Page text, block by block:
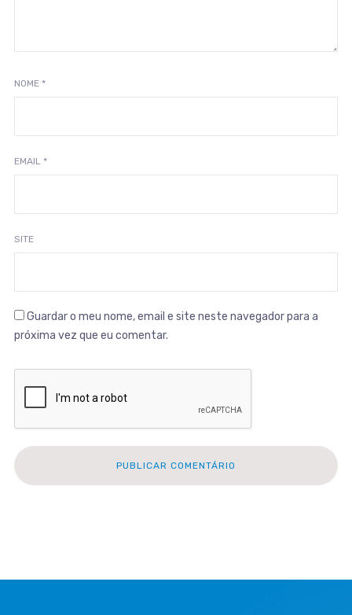
NOME *
EMAIL *
SITE
Guardar o meu nome, email e site neste navegador para a
próxima vez que eu comentar.